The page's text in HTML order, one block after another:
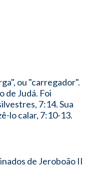
ou "carregador".
de Judá. Foi
7:14. Sua
lo calar, 7:10-13.
de Jeroboão II